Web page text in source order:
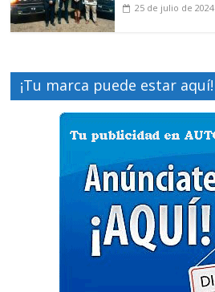
25 de julio de 2024
¡Tu marca puede estar aquí!